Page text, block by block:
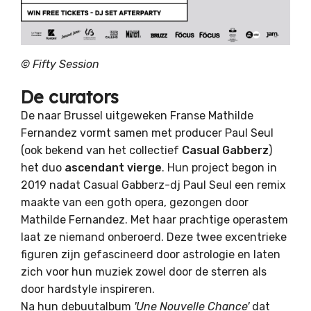
© Fifty Session
De curators
De naar Brussel uitgeweken Franse Mathilde
Fernandez vormt samen met producer Paul Seul
(ook bekend van het collectief Casual Gabberz)
het duo ascendant vierge. Hun project begon in
2019 nadat Casual Gabberz-dj Paul Seul een remix
maakte van een goth opera, gezongen door
Mathilde Fernandez. Met haar prachtige operastem
laat ze niemand onberoerd. Deze twee excentrieke
figuren zijn gefascineerd door astrologie en laten
zich voor hun muziek zowel door de sterren als
door hardstyle inspireren.
Na hun debuutalbum 'Une Nouvelle Chance'dat